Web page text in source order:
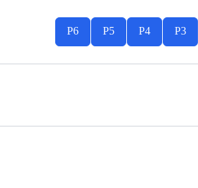
P3
P4
P5
P6